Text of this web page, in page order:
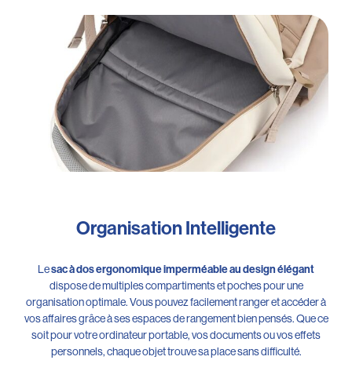
Organisation Intelligente
Lesac à dos ergonomique imperméable au design élégant
dispose de multiples compartiments et poches pour une
organisation optimale. Vous pouvez facilement ranger et accéder à
vos affaires grâce à ses espaces de rangement bien pensés. Que ce
soit pour votre ordinateur portable, vos documents ou vos effets
personnels, chaque objet trouve sa place sans difficulté.